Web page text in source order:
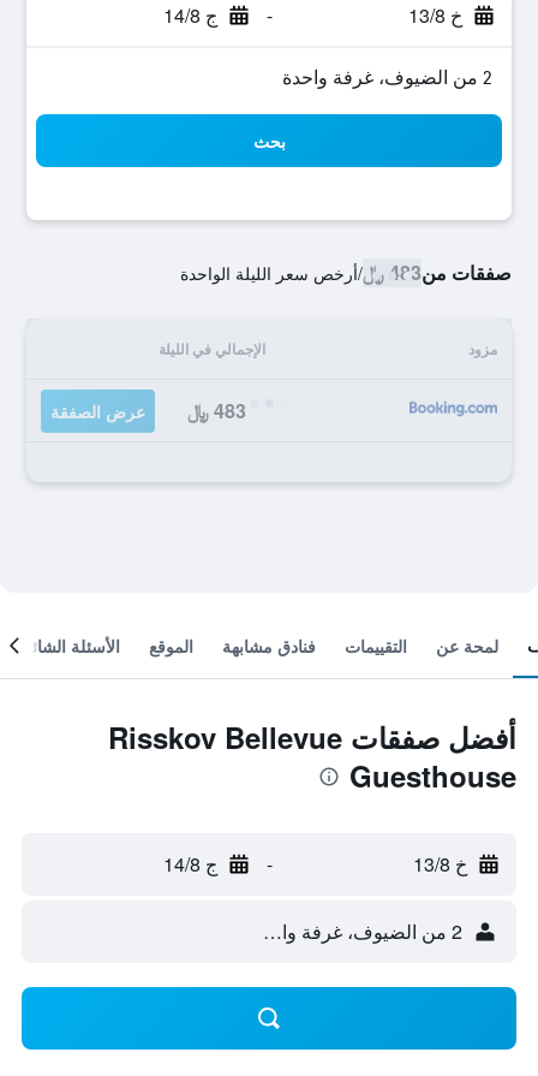
خ 13/8 - ج 14/8
2 من الضيوف، غرفة واحدة
بحث
صفقات من483 ﷼ /أرخص سعر الليلة الواحدة
مزود الإجمالي في الليلة
483 ﷼ عرض الصفقة
لمحة عن التقييمات فنادق مشابهة الموقع الأسئلة الشائعة
أفضل صفقات Risskov Bellevue
Guesthouse
خ 13/8 - ج 14/8
2 من الضيوف، غرفة واحدة